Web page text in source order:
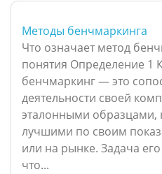
Методы бенчмаркинга
Что означает метод
понятия Определение 1
бенчмаркинг — это
деятельности своей
эталонными образцами,
лучшими по своим
или на рынке. Задача
что...